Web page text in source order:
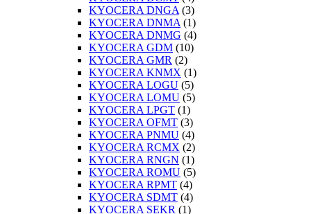
KYOCERA DNGA (3)
KYOCERA DNMA (1)
KYOCERA DNMG (4)
KYOCERA GDM (10)
KYOCERA GMR (2)
KYOCERA KNMX (1)
KYOCERA LOGU (5)
KYOCERA LOMU (5)
KYOCERA LPGT (1)
KYOCERA OFMT (3)
KYOCERA PNMU (4)
KYOCERA RCMX (2)
KYOCERA RNGN (1)
KYOCERA ROMU (5)
KYOCERA RPMT (4)
KYOCERA SDMT (4)
KYOCERA SEKR (1)